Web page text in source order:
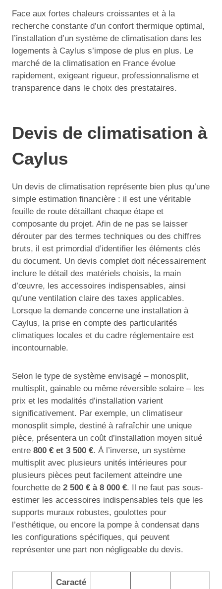
Face aux fortes chaleurs croissantes et à la
recherche constante d’un confort thermique optimal,
l’installation d’un système de climatisation dans les
logements à Caylus s’impose de plus en plus. Le
marché de la climatisation en France évolue
rapidement, exigeant rigueur, professionnalisme et
transparence dans le choix des prestataires.
Devis de climatisation à
Caylus
Un devis de climatisation représente bien plus qu’une
simple estimation financière : il est une véritable
feuille de route détaillant chaque étape et
composante du projet. Afin de ne pas se laisser
dérouter par des termes techniques ou des chiffres
bruts, il est primordial d’identifier les éléments clés
du document. Un devis complet doit nécessairement
inclure le détail des matériels choisis, la main
d’œuvre, les accessoires indispensables, ainsi
qu’une ventilation claire des taxes applicables.
Lorsque la demande concerne une installation à
Caylus, la prise en compte des particularités
climatiques locales et du cadre réglementaire est
incontournable.
Selon le type de système envisagé – monosplit,
multisplit, gainable ou même réversible solaire – les
prix et les modalités d’installation varient
significativement. Par exemple, un climatiseur
monosplit simple, destiné à rafraîchir une unique
pièce, présentera un coût d’installation moyen situé
entre 800 € et 3 500 €. À l’inverse, un système
multisplit avec plusieurs unités intérieures pour
plusieurs pièces peut facilement atteindre une
fourchette de 2 500 € à 8 000 €. Il ne faut pas sous-
estimer les accessoires indispensables tels que les
supports muraux robustes, goulottes pour
l’esthétique, ou encore la pompe à condensat dans
les configurations spécifiques, qui peuvent
représenter une part non négligeable du devis.
Caracté